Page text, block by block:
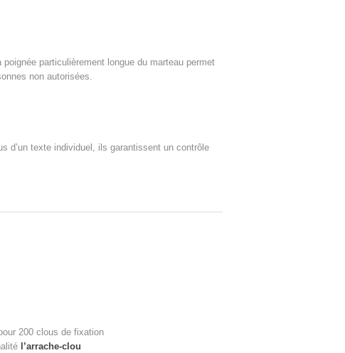
particulièrement longue du marteau permet
non autorisées.
d’un texte individuel, ils garantissent un contrôle
200 clous de fixation
l’arrache-clou